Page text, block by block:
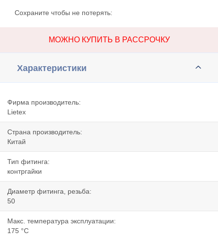
Сохраните чтобы не потерять:
МОЖНО КУПИТЬ В РАССРОЧКУ
Характеристики
Фирма производитель:
Lietex
Страна производитель:
Китай
Тип фитинга:
контргайки
Диаметр фитинга, резьба:
50
Макс. температура эксплуатации:
175 °C